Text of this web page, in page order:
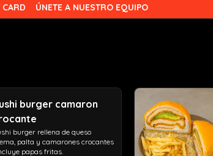
CARD ÚNETE A NUESTRO EQUIPO
burger camaron
burger rellena de queso
palta y camarones crocantes
papas fritas.